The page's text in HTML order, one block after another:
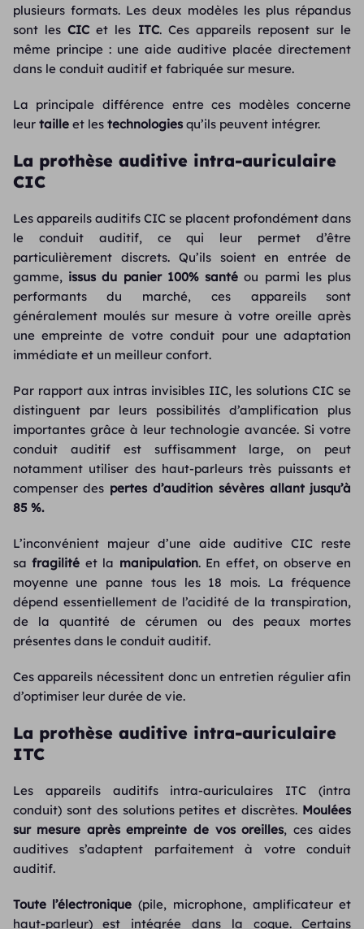
plusieurs formats. Les deux modèles les plus répandus
sont lesCIC et les ITC. Ces appareils reposent sur le
même principe : une aide auditive placée directement
dans le conduit auditif et fabriquée sur mesure.
La principale différence entre ces modèles concerne
leur tailleet les technologiesqu’ils peuvent intégrer.
La prothèse auditive intra-auriculaire
CIC
Les appareils auditifs CIC se placent profondément dans
le conduit auditif, ce qui leur permet d’être
particulièrement discrets. Qu’ils soient en entrée de
gamme,issus du panier 100% santé ou parmi les plus
performants du marché, ces appareils sont
généralement moulés sur mesure à votre oreille après
une empreinte de votre conduit pour une adaptation
immédiate et un meilleur confort.
Par rapport aux intras invisibles IIC, les solutions CIC se
distinguent par leurs possibilités d’amplification plus
importantes grâce à leur technologie avancée. Si votre
conduit auditif est suffisamment large, on peut
notamment utiliser des haut-parleurs très puissants et
compenser des pertes d’audition sévères allant jusqu’à
85 %.
L’inconvénient majeur d’une aide auditive CIC reste
safragilité et la manipulation. En effet, on observe en
moyenne une panne tous les 18 mois. La fréquence
dépend essentiellement de l’acidité de la transpiration,
de la quantité de cérumen ou des peaux mortes
présentes dans le conduit auditif.
Ces appareils nécessitent donc un entretien régulier afin
d’optimiser leur durée de vie.
La prothèse auditive intra-auriculaire
ITC
Les appareils auditifs intra-auriculaires ITC (intra
conduit) sont des solutions petites et discrètes. Moulées
sur mesure après empreinte de vos oreilles, ces aides
auditives s’adaptent parfaitement à votre conduit
auditif.
Toute l’électronique (pile, microphone, amplificateur et
haut-parleur) est intégrée dans la coque. Certains